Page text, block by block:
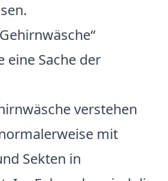
eine Sache der
verstehen
mit
Sekten in